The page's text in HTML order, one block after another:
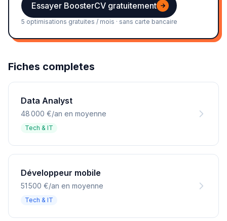
Essayer BoosterCV gratuitement →
5 optimisations gratuites / mois · sans carte bancaire
Fiches completes
Data Analyst
48 000 €/an en moyenne
Tech & IT
Développeur mobile
51 500 €/an en moyenne
Tech & IT